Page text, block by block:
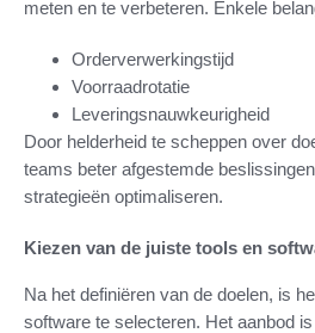
meten en te verbeteren. Enkele
Orderverwerkingstijd
Voorraadrotatie
Leveringsnauwkeurigheid
Door helderheid te scheppen over
teams beter afgestemde
strategieën optimaliseren.
Kiezen van de juiste tools en
Na het definiëren van de doelen, is
software te selecteren. Het aanbod